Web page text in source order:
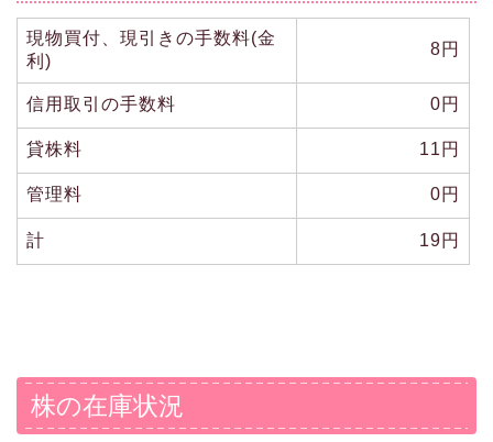
現物買付、現引きの手数料(金
利)
8円
信用取引の手数料 0円
貸株料 11円
管理料 0円
計 19円
株の在庫状況